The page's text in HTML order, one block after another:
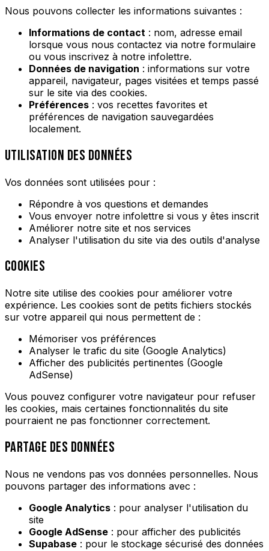
Nous pouvons collecter les informations suivantes :
Informations de contact : nom, adresse email
lorsque vous nous contactez via notre formulaire
ou vous inscrivez à notre infolettre.
Données de navigation : informations sur votre
appareil, navigateur, pages visitées et temps passé
sur le site via des cookies.
Préférences : vos recettes favorites et
préférences de navigation sauvegardées
localement.
UTILISATION DES DONNÉES
Vos données sont utilisées pour :
Répondre à vos questions et demandes
Vous envoyer notre infolettre si vous y êtes inscrit
Améliorer notre site et nos services
Analyser l'utilisation du site via des outils d'analyse
COOKIES
Notre site utilise des cookies pour améliorer votre
expérience. Les cookies sont de petits fichiers stockés
sur votre appareil qui nous permettent de :
Mémoriser vos préférences
Analyser le trafic du site (Google Analytics)
Afficher des publicités pertinentes (Google
AdSense)
Vous pouvez configurer votre navigateur pour refuser
les cookies, mais certaines fonctionnalités du site
pourraient ne pas fonctionner correctement.
PARTAGE DES DONNÉES
Nous ne vendons pas vos données personnelles. Nous
pouvons partager des informations avec :
Google Analytics : pour analyser l'utilisation du
site
Google AdSense : pour afficher des publicités
Supabase : pour le stockage sécurisé des données